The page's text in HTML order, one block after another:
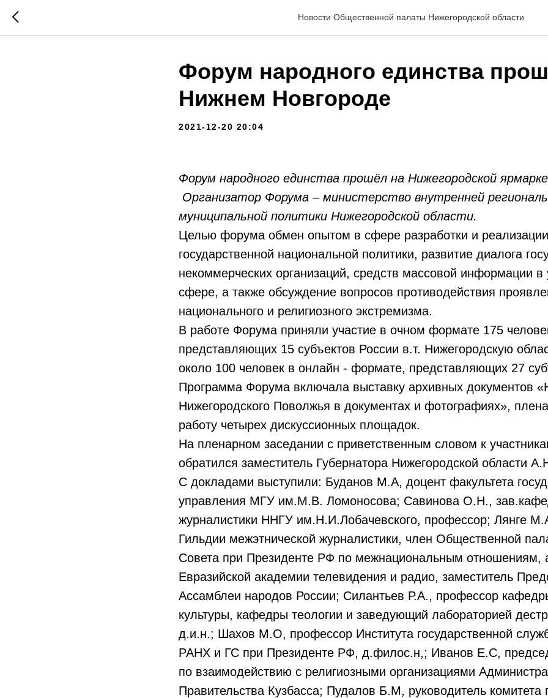
Новости Общественной палаты Нижегородской области
Форум народного единства
Нижнем Новгороде
2021-12-20 20:04
Форум народного единства прошёл на Нижегородской
Организатор Форума – министерство внутренней
муниципальной политики Нижегородской области.
Целью форума обмен опытом в сфере разработки и
государственной национальной политики, развитие диалога
некоммерческих организаций, средств массовой информации в
сфере, а также обсуждение вопросов противодействия
национального и религиозного экстремизма.
В работе Форума приняли участие в очном формате 175
представляющих 15 субъектов России в.т. Нижегородскую
около 100 человек в онлайн - формате, представляющих 27
Программа Форума включала выставку архивных документов
Нижегородского Поволжья в документах и фотографиях»,
работу четырех дискуссионных площадок.
На пленарном заседании с приветственным словом к
обратился заместитель Губернатора Нижегородской области
С докладами выступили: Буданов М.А, доцент факультета
управления МГУ им.М.В. Ломоносова; Савинова О.Н.,
журналистики ННГУ им.Н.И.Лобачевского, профессор; Лянге
Гильдии межэтнической журналистики, член Общественной
Совета при Президенте РФ по межнациональным отношениям,
Евразийской академии телевидения и радио, заместитель
Ассамблеи народов России; Силантьев Р.А., профессор
культуры, кафедры теологии и заведующий лабораторией
д.и.н.; Шахов М.О, профессор Института государственной
РАНХ и ГС при Президенте РФ, д.филос.н,; Иванов Е.С,
по взаимодействию с религиозными организациями
Правительства Кузбасса; Пудалов Б.М, руководитель комитета